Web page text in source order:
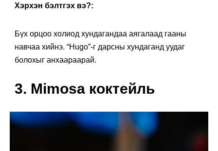
Хэрхэн бэлтгэх вэ?:
Бүх орцоо холиод хундагандаа аягалаад гааны
навчаа хийнэ. “Hugo”-г дарсны хундаганд уудаг
болохыг анхаараарай.
3. Mimosa коктейль